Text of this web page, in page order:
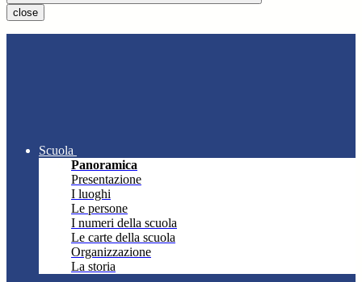
close
Scuola
Panoramica
Presentazione
I luoghi
Le persone
I numeri della scuola
Le carte della scuola
Organizzazione
La storia